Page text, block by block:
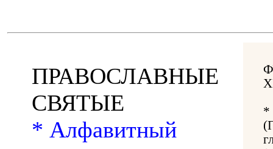
ПРАВОСЛАВНЫЕ
СВЯТЫЕ
* Алфавитный
*